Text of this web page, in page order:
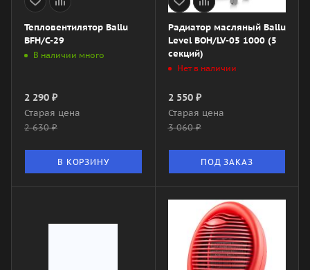
Тепловентилятор Ballu
BFH/С-29
В наличии много
2 290 ₽
Старая цена
2 630₽
В КОРЗИНУ
Радиатор масляный Ballu
Level BOH/LV-05 1000 (5
секций)
Нет в наличии
2 550₽
Старая цена
3 060₽
ПОД ЗАКАЗ